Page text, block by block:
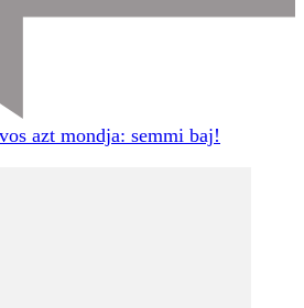
azt mondja: semmi baj!